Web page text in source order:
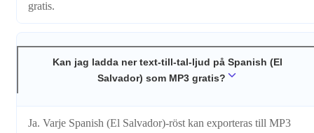
gratis.
Kan jag ladda ner text-till-tal-ljud på Spanish (El
Salvador) som MP3 gratis?
Ja. Varje Spanish (El Salvador)-röst kan exporteras till MP3